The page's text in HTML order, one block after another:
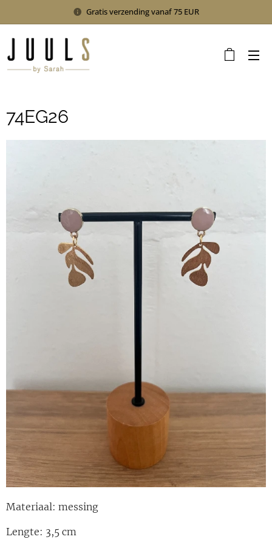
Gratis verzending vanaf 75 EUR
74EG26
Materiaal: messing
Lengte: 3,5 cm